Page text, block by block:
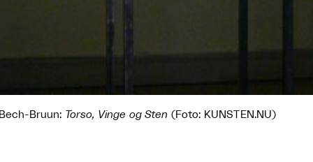
Bruun: Torso, Vinge og Sten (Foto: KUNSTEN.NU)